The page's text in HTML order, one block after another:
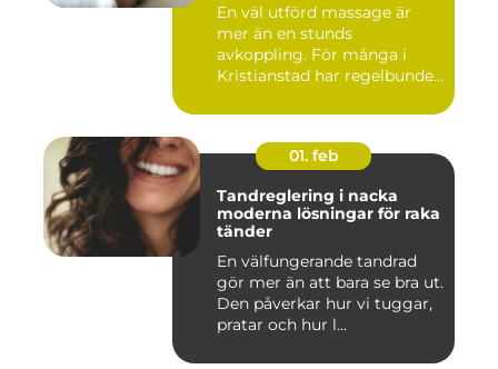
En väl utförd massage är
mer än en stunds
avkoppling. För många i
Kristianstad har regelbunden
01. feb
Tandreglering i nacka
moderna lösningar för raka
tänder
En välfungerande tandrad
gör mer än att bara se bra ut.
Den påverkar hur vi tuggar,
pratar och hur l...